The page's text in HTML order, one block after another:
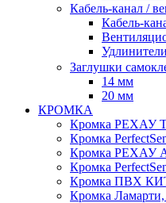
Кабель-канал /
Кабель-
Удлинители
Заглушки
14 мм
20 мм
КРОМКА
Кромка PЕХАУ
Кромка
Кромка PЕХАУ
Кромка
Кромка ПВХ
Кромка